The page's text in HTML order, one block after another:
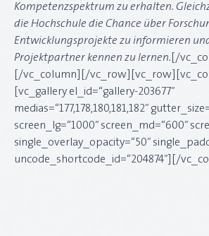
Kompetenzspektrum zu erhalten.
die Hochschule die Chance über
Entwicklungsprojekte zu informieren
Projektpartner kennen zu lernen. [/
[/vc_column][/
[vc_gallery el_id=“gallery-203677″
medias=“177,178,180,181,182″
screen_lg=“1000″ screen_md=“600″
single_overlay_opacity=“50″
uncode_shortcode_id=“204874″][/